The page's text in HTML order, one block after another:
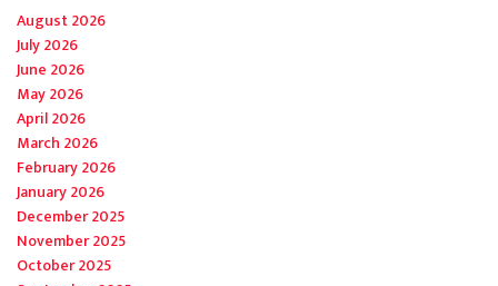
August 2026
July 2026
June 2026
May 2026
April 2026
March 2026
February 2026
January 2026
December 2025
November 2025
October 2025